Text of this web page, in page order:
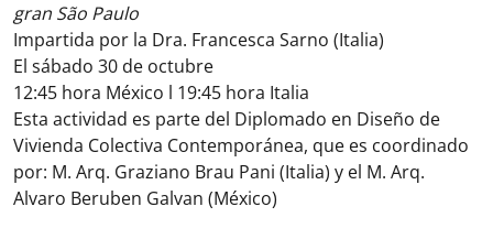
gran São Paulo
Impartida por la Dra. Francesca Sarno (Italia)
El sábado 30 de octubre
12:45 hora México l 19:45 hora Italia
Esta actividad es parte del Diplomado en Diseño de
Vivienda Colectiva Contemporánea, que es coordinado
por: M. Arq. Graziano Brau Pani (Italia) y el M. Arq.
Alvaro Beruben Galvan (México)